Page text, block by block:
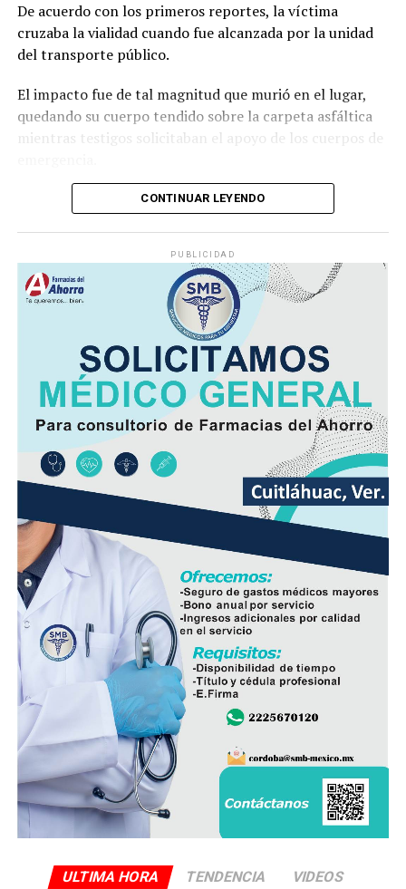
De acuerdo con los primeros reportes, la víctima
cruzaba la vialidad cuando fue alcanzada por la unidad
del transporte público.
El impacto fue de tal magnitud que murió en el lugar,
quedando su cuerpo tendido sobre la carpeta asfáltica
mientras testigos solicitaban el apoyo de los cuerpos de
movilizó a corporaciones de seguridad para tratar de
ubicar tanto al responsable como al vehículo.
Minutos después, el autobús fue encontrado
abandonado en el cruce de la calle 26 y la avenida 9, en
la colonia San José, donde quedó bajo resguardo de las
autoridades como parte de las investigaciones.
Elementos de la Policía Municipal y Estatal acordonaron
el área del accidente para preservar los indicios, en
tanto personal de Tránsito Municipal realizó las
primeras diligencias para establecer la mecánica del
hecho.
Peritos de la Fiscalía General del Estado y agentes de la
Policía Ministerial llevaron a cabo el procesamiento de
la escena y ordenaron el levantamiento del cuerpo, que
fue trasladado al Servicio Médico Forense (Semefo),
donde permanece en espera de su identificación oficial.
La unidad involucrada fue asegurada y puesta a
disposición de la autoridad ministerial, que integró la
carpeta de investigación correspondiente para localizar
al conductor y determinar su responsabilidad en el
CONTINUAR LEYENDO
PUBLICIDAD
ULTIMA HORA TENDENCIA VIDEOS